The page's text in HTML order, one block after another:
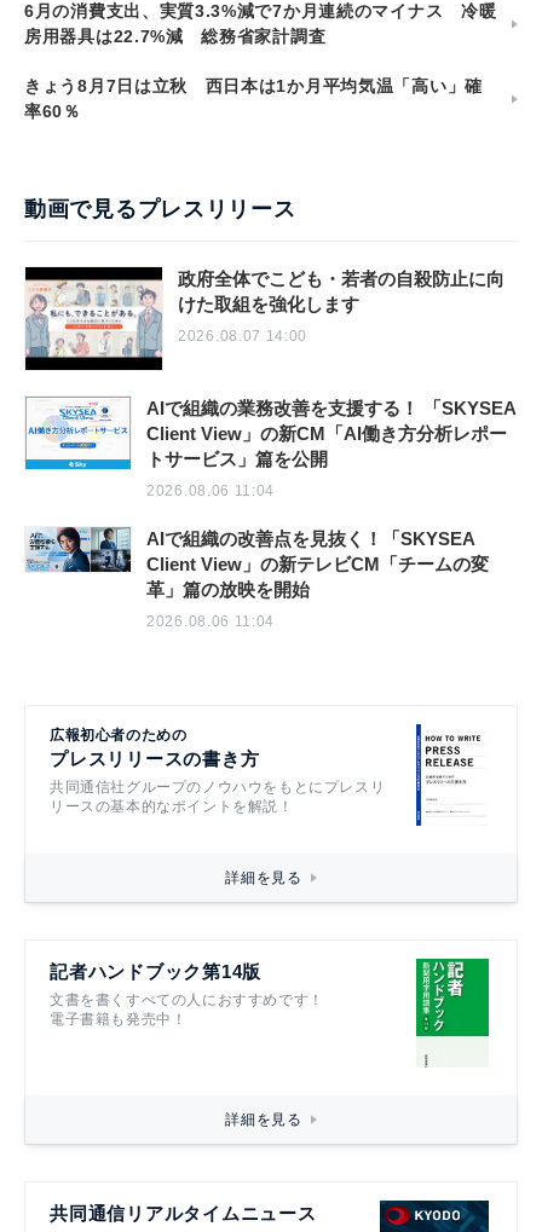
6月の消費支出、実質3.3%減で7か月連続のマイナス 冷暖
房用器具は22.7%減 総務省家計調査
きょう8月7日は立秋 西日本は1か月平均気温「高い」確
率60％
動画で見るプレスリリース
政府全体でこども・若者の自殺防止に向
けた取組を強化します
2026.08.07 14:00
AIで組織の業務改善を支援する！ 「SKYSEA
Client View」の新CM「AI働き方分析レポー
トサービス」篇を公開
2026.08.06 11:04
AIで組織の改善点を見抜く！「SKYSEA
Client View」の新テレビCM「チームの変
革」篇の放映を開始
2026.08.06 11:04
広報初心者のための
プレスリリースの書き方
共同通信社グループのノウハウをもとにプレスリ
リースの基本的なポイントを解説！
詳細を見る
記者ハンドブック第14版
文書を書くすべての人におすすめです！
電子書籍も発売中！
詳細を見る
共同通信リアルタイムニュース